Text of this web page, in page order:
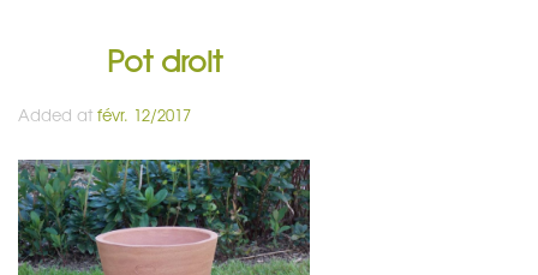
Pot droit
Added at févr. 12/2017